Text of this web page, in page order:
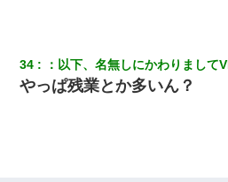
34 ： 以下、名無しにかわりまして
やっぱ残業とか多いん？